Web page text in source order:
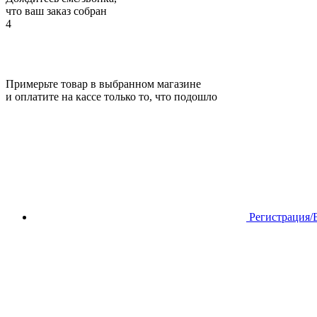
что ваш заказ собран
4
Примерьте товар в выбранном магазине
и оплатите на кассе только то, что подошло
Регистрация/